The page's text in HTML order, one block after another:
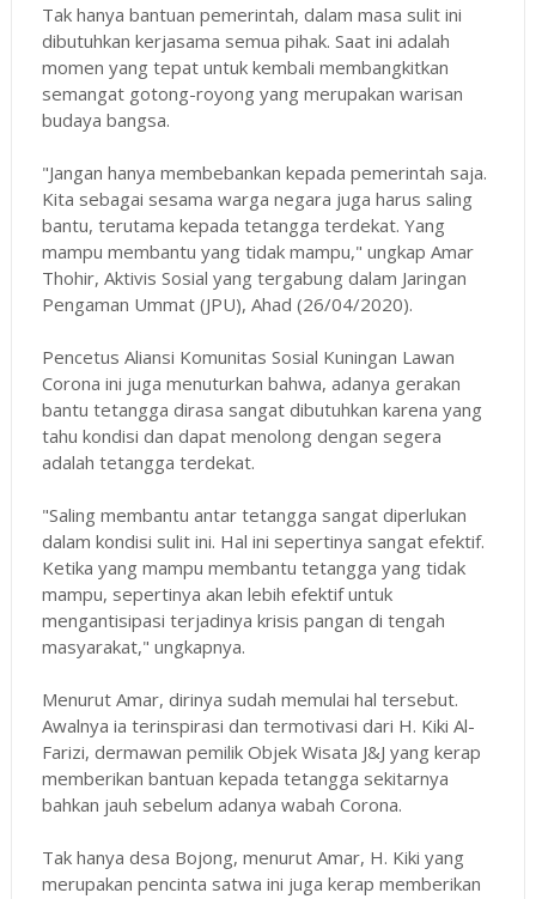
Tak hanya bantuan pemerintah, dalam masa sulit ini
dibutuhkan kerjasama semua pihak. Saat ini adalah
momen yang tepat untuk kembali membangkitkan
semangat gotong-royong yang merupakan warisan
budaya bangsa.
"Jangan hanya membebankan kepada pemerintah saja.
Kita sebagai sesama warga negara juga harus saling
bantu, terutama kepada tetangga terdekat. Yang
mampu membantu yang tidak mampu," ungkap Amar
Thohir, Aktivis Sosial yang tergabung dalam Jaringan
Pengaman Ummat (JPU), Ahad (26/04/2020).
Pencetus Aliansi Komunitas Sosial Kuningan Lawan
Corona ini juga menuturkan bahwa, adanya gerakan
bantu tetangga dirasa sangat dibutuhkan karena yang
tahu kondisi dan dapat menolong dengan segera
adalah tetangga terdekat.
"Saling membantu antar tetangga sangat diperlukan
dalam kondisi sulit ini. Hal ini sepertinya sangat efektif.
Ketika yang mampu membantu tetangga yang tidak
mampu, sepertinya akan lebih efektif untuk
mengantisipasi terjadinya krisis pangan di tengah
masyarakat," ungkapnya.
Menurut Amar, dirinya sudah memulai hal tersebut.
Awalnya ia terinspirasi dan termotivasi dari H. Kiki Al-
Farizi, dermawan pemilik Objek Wisata J&J yang kerap
memberikan bantuan kepada tetangga sekitarnya
bahkan jauh sebelum adanya wabah Corona.
Tak hanya desa Bojong, menurut Amar, H. Kiki yang
merupakan pencinta satwa ini juga kerap memberikan